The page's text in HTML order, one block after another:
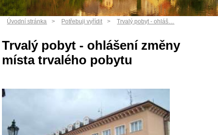
Úvodní stránka Potřebuji vyřídit Trvalý pobyt - ohláš…
Trvalý pobyt - ohlášení změny
místa trvalého pobytu